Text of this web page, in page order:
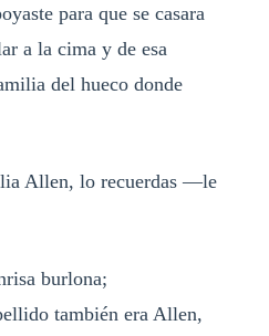
para que se casara
a la cima y de esa
del hueco donde
Allen, lo recuerdas —le
burlona;
también era Allen,